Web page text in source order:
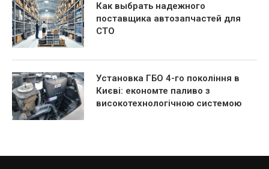
Как выбрать надежного
поставщика автозапчастей для
СТО
Установка ГБО 4-го покоління в
Києві: економте паливо з
високотехнологічною системою